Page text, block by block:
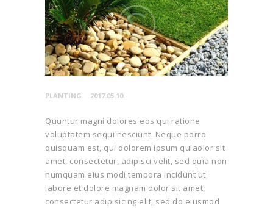
PLANTING 2017.05.10.
Quuntur magni dolores eos qui ratione
voluptatem sequi nesciunt. Neque porro
quisquam est, qui dolorem ipsum quiaolor sit
amet, consectetur, adipisci velit, sed quia non
numquam eius modi tempora incidunt ut
labore et dolore magnam dolor sit amet,
consectetur adipisicing elit, sed do eiusmod